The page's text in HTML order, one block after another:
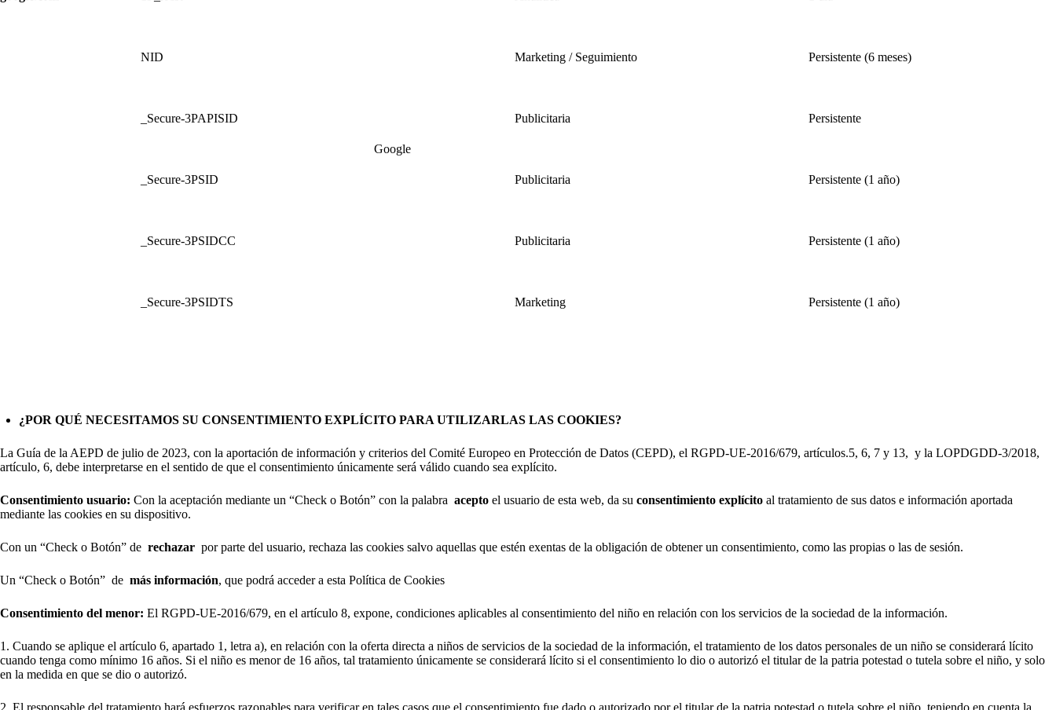
Google
NID Marketing / Seguimiento Persistente (6 meses)
_Secure-3PAPISID Publicitaria Persistente
_Secure-3PSID Publicitaria Persistente (1 año)
_Secure-3PSIDCC Publicitaria Persistente (1 año)
_Secure-3PSIDTS Marketing Persistente (1 año)
¿POR QUÉ NECESITAMOS SU CONSENTIMIENTO EXPLÍCITO PARA UTILIZARLAS LAS COOKIES?
La Guía de la AEPD de julio de 2023, con la aportación de información y criterios del Comité Europeo en Protección de Datos (CEPD), el RGPD-UE-2016/679, artículos.5, 6, 7 y 13, y la LOPDGDD-3/2018,
artículo, 6, debe interpretarse en el sentido de que el consentimiento únicamente será válido cuando sea explícito.
Consentimiento usuario: Con la aceptación mediante un “Check o Botón” con la palabra acepto el usuario de esta web, da su consentimiento explícito al tratamiento de sus datos e información aportada
mediante las cookies en su dispositivo.
Con un “Check o Botón” de rechazar por parte del usuario, rechaza las cookies salvo aquellas que estén exentas de la obligación de obtener un consentimiento, como las propias o las de sesión.
Un “Check o Botón” de más información, que podrá acceder a esta Política de Cookies
Consentimiento del menor: El RGPD-UE-2016/679, en el artículo 8, expone, condiciones aplicables al consentimiento del niño en relación con los servicios de la sociedad de la información.
1. Cuando se aplique el artículo 6, apartado 1, letra a), en relación con la oferta directa a niños de servicios de la sociedad de la información, el tratamiento de los datos personales de un niño se considerará lícito
cuando tenga como mínimo 16 años. Si el niño es menor de 16 años, tal tratamiento únicamente se considerará lícito si el consentimiento lo dio o autorizó el titular de la patria potestad o tutela sobre el niño, y solo
en la medida en que se dio o autorizó.